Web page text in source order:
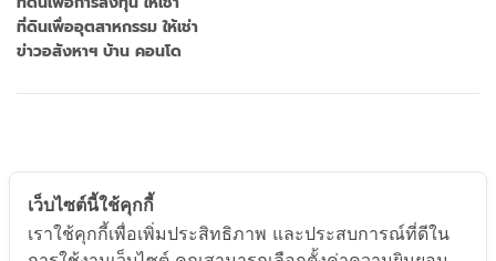
ที่ดินเพื่ออุตสาหกรรม ให้เช่า
ข่าวอสังหาฯ บ้าน คอนโด
เว็บไซต์นี้ใช้คุกกี้
เราใช้คุกกี้เพื่อเพิ่มประสิทธิภาพ และประสบการณ์ที่ดีใน